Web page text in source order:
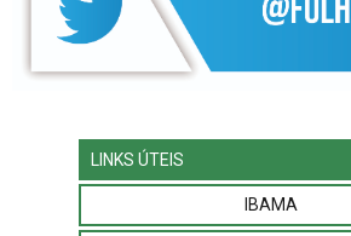
LINKS ÚTEIS
IBAMA